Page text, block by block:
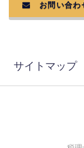
お問い合
サイトマップ